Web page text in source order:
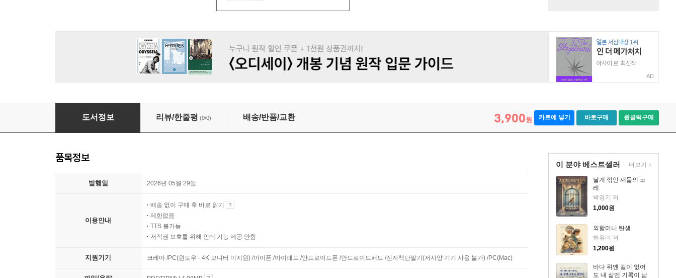
AD
지나고 나서야 깨닫는 것들
도서정보 리뷰/한줄평 (0/0) 배송/반품/교환 3,900원 카트에 넣기 바로구매 원클릭구매
이 분야 베스트셀러
날개 꺾인 새들의 노
래
박경기 저
1,000원
외할머니 탄생
허유미 저
1,200원
바다 위엔 길이 없어
도 내 삶엔 기록이 남
더보기
품목정보
발행일 2026년 05월 29일
이용안내
배송 없이 구매 후 바로 읽기
제한없음
TTS 불가능
저작권 보호를 위해 인쇄 기능 제공 안함
지원기기 크레마 /PC(윈도우 - 4K 모니터 미지원) /아이폰 /아이패드 /안드로이드폰 /안드로이드패드 /전자책단말기(저사양 기기 사용 불가) /PC(Mac)